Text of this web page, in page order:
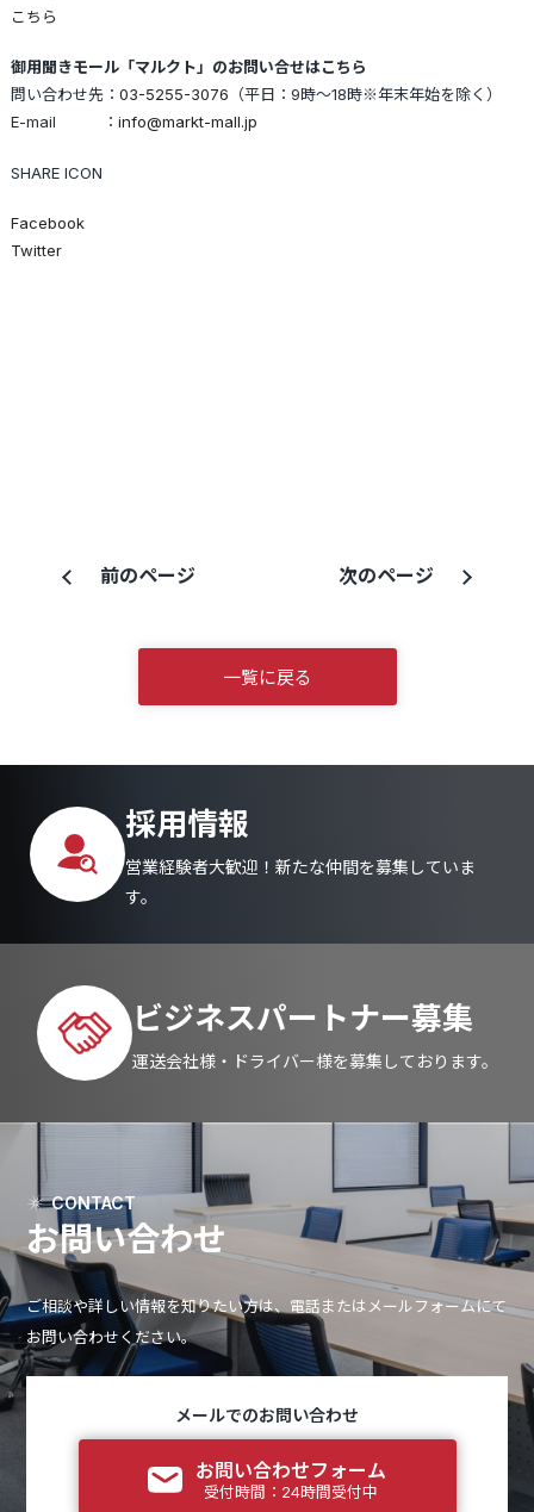
こちら
御用聞きモール「マルクト」のお問い合せはこちら
問い合わせ先： 03-5255-3076 （平日：9時～18時※年末年始を除く）
E-mail ： info@markt-mall.jp
SHARE ICON
Facebook
Twitter
前のページ 次のページ
一覧に戻る
採用情報
営業経験者大歓迎！新たな仲間を募集していま
す。
ビジネスパートナー募集
運送会社様・ドライバー様を募集しております。
CONTACT
お問い合わせ
ご相談や詳しい情報を知りたい方は、電話またはメールフォームにて
お問い合わせください。
メールでのお問い合わせ
お問い合わせフォーム
受付時間：24時間受付中